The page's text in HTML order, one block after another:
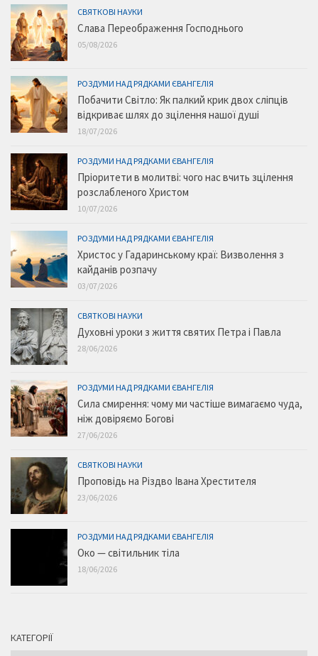
СВЯТКОВІ НАУКИ
Слава Переображення Господнього
05/08/2026
РОЗДУМИ НАД РЯДКАМИ ЄВАНГЕЛІЯ
Побачити Світло: Як палкий крик двох сліпців
відкриває шлях до зцілення нашої душі
18/07/2026
РОЗДУМИ НАД РЯДКАМИ ЄВАНГЕЛІЯ
Пріоритети в молитві: чого нас вчить зцілення
розслабленого Христом
10/07/2026
РОЗДУМИ НАД РЯДКАМИ ЄВАНГЕЛІЯ
Христос у Гадаринському краї: Визволення з
кайданів розпачу
03/07/2026
СВЯТКОВІ НАУКИ
Духовні уроки з життя святих Петра і Павла
28/06/2026
РОЗДУМИ НАД РЯДКАМИ ЄВАНГЕЛІЯ
Сила смирення: чому ми частіше вимагаємо чуда,
ніж довіряємо Богові
27/06/2026
СВЯТКОВІ НАУКИ
Проповідь на Різдво Івана Хрестителя
23/06/2026
РОЗДУМИ НАД РЯДКАМИ ЄВАНГЕЛІЯ
Око — світильник тіла
18/06/2026
КАТЕГОРІЇ